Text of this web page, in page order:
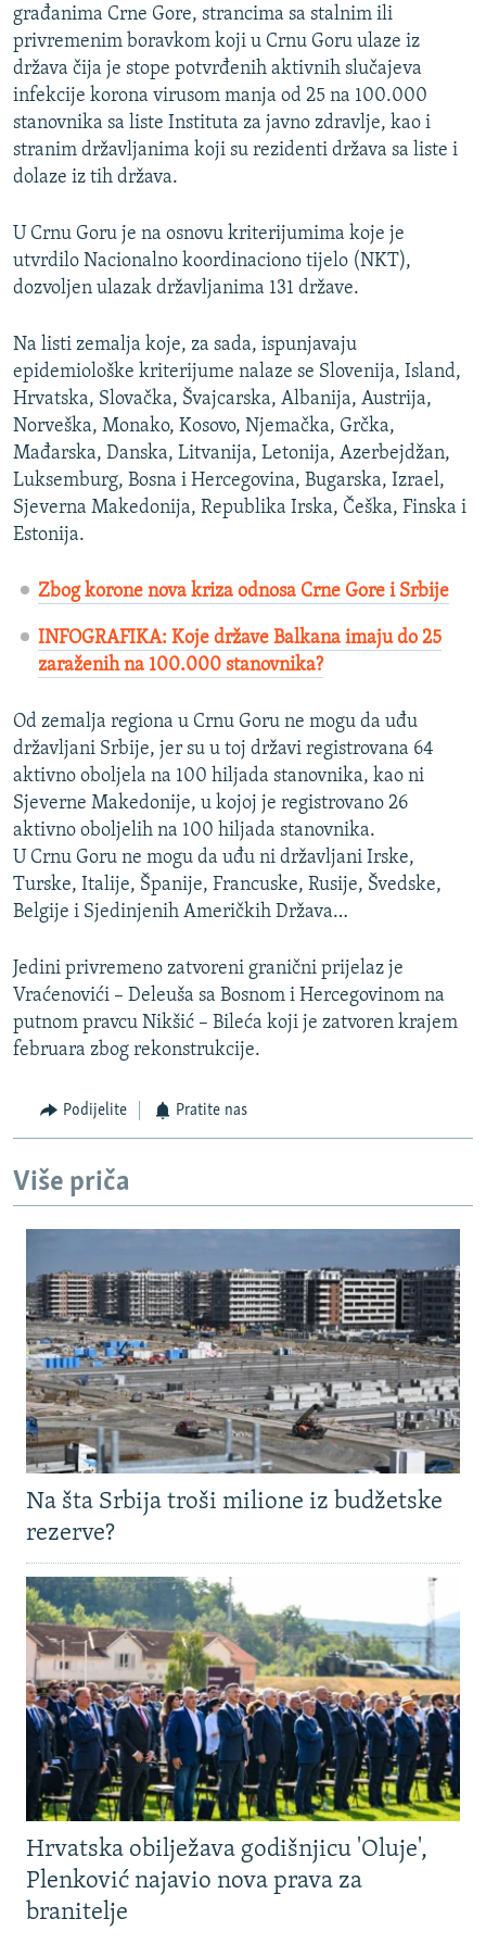
građanima Crne Gore, strancima sa stalnim ili
privremenim boravkom koji u Crnu Goru ulaze iz
država čija je stope potvrđenih aktivnih slučajeva
infekcije korona virusom manja od 25 na 100.000
stanovnika sa liste Instituta za javno zdravlje, kao i
stranim državljanima koji su rezidenti država sa liste i
dolaze iz tih država.
U Crnu Goru je na osnovu kriterijumima koje je
utvrdilo Nacionalno koordinaciono tijelo (NKT),
dozvoljen ulazak državljanima 131 države.
Na listi zemalja koje, za sada, ispunjavaju
epidemiološke kriterijume nalaze se Slovenija, Island,
Hrvatska, Slovačka, Švajcarska, Albanija, Austrija,
Norveška, Monako, Kosovo, Njemačka, Grčka,
Mađarska, Danska, Litvanija, Letonija, Azerbejdžan,
Luksemburg, Bosna i Hercegovina, Bugarska, Izrael,
Sjeverna Makedonija, Republika Irska, Češka, Finska i
Estonija.
Zbog korone nova kriza odnosa Crne Gore i Srbije
INFOGRAFIKA: Koje države Balkana imaju do 25
zaraženih na 100.000 stanovnika?
Od zemalja regiona u Crnu Goru ne mogu da uđu
državljani Srbije, jer su u toj državi registrovana 64
aktivno oboljela na 100 hiljada stanovnika, kao ni
Sjeverne Makedonije, u kojoj je registrovano 26
aktivno oboljelih na 100 hiljada stanovnika.
U Crnu Goru ne mogu da uđu ni državljani Irske,
Turske, Italije, Španije, Francuske, Rusije, Švedske,
Belgije i Sjedinjenih Američkih Država…
Jedini privremeno zatvoreni granični prijelaz je
Vraćenovići – Deleuša sa Bosnom i Hercegovinom na
putnom pravcu Nikšić – Bileća koji je zatvoren krajem
februara zbog rekonstrukcije.
Podijelite Pratite nas
Više priča
Na šta Srbija troši milione iz budžetske
rezerve?
Hrvatska obilježava godišnjicu 'Oluje',
Plenković najavio nova prava za
branitelje